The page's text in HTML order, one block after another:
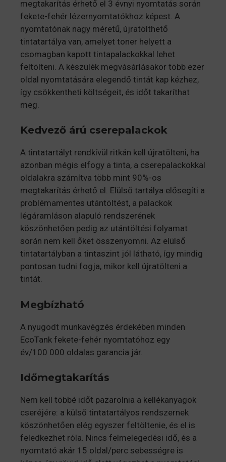
megtakarítás érhető el 3 évnyi nyomtatás során
fekete-fehér lézernyomtatókhoz képest. A
nyomtatónak nagy méretű, újratölthető
tintatartálya van, amelyet toner helyett a
csomagban kapott tintapalackokkal lehet
feltölteni. A készülék megvásárlásakor több ezer
oldal nyomtatására elegendő tintát kap kézhez,
így csökkentheti költségeit, és időt takaríthat
meg.
Kedvező árú cserepalackok
A tintatartályt rendkívül ritkán kell újratölteni, ha
azonban mégis elfogy a tinta, a cserepalackokkal
oldalakra számítva több mint 90%-os
megtakarítás érhető el. Elülső tartálya elősegíti a
problémamentes utántöltést, a palackok
légáramláson alapuló rendszerének
köszönhetően pedig az utántöltési folyamat
során nem kell őket összenyomni. Az elülső
tintatartályban a tintaszint jól látható, így mindig
pontosan tudni fogja, mikor kell újratölteni a
tintát.
Megbízható
A nyugodt munkavégzés érdekében minden
EcoTank fekete-fehér nyomtatóhoz egy
év/100 000 oldalas garancia jár.
Időmegtakarítás
Nem kell többé időt pazarolnia a kellékanyagok
cseréjére: a külső tintatartályos rendszernek
köszönhetően elég egyszer feltöltenie, és el is
feledkezhet róla. Nincs felmelegedési idő, és a
nyomtató akár 15 oldal/perc sebességre is